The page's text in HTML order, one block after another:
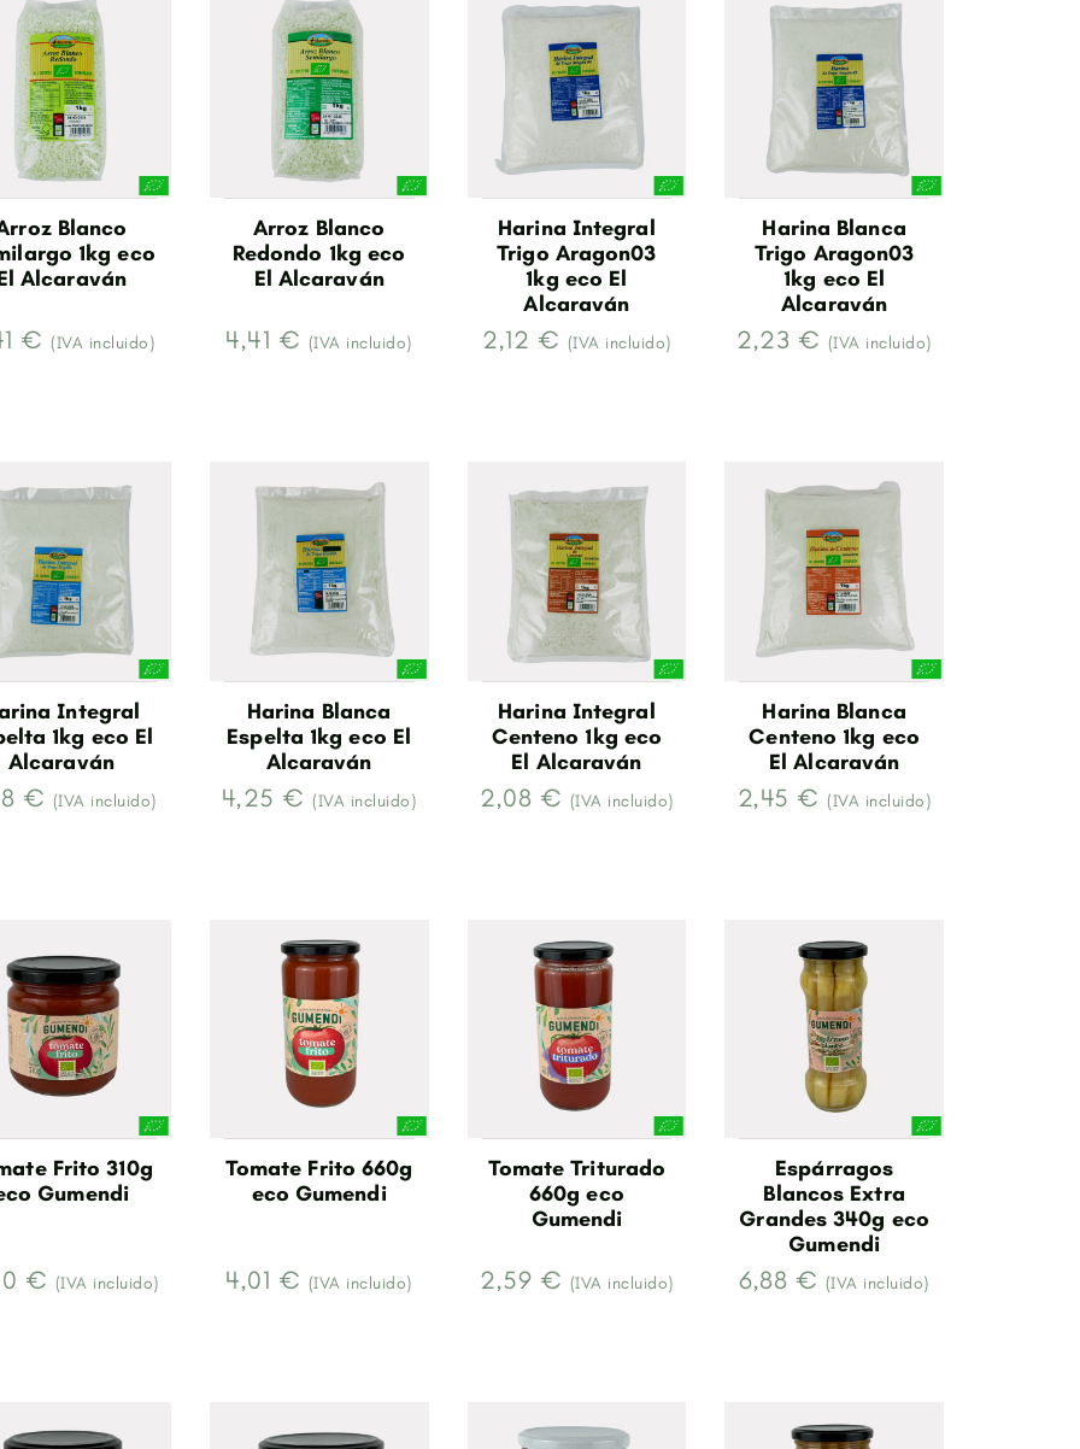
Blanco
1kg eco
Alcaraván
€(IVA incluido)
Arroz Blanco
Redondo 1kg eco
El Alcaraván
4,41 € (IVA incluido)
Harina Integral
Trigo Aragon03
1kg eco El
Alcaraván
2,12 € (IVA incluido)
Harina Blanca
Trigo Aragon03
1kg eco El
Alcaraván
2,23 € (IVA incluido)
Integral
1kg eco El
Alcaraván
€ (IVA incluido)
Harina Blanca
Espelta 1kg eco El
Alcaraván
4,25 €(IVA incluido)
Harina Integral
Centeno 1kg eco
El Alcaraván
2,08 € (IVA incluido)
Harina Blanca
Centeno 1kg eco
El Alcaraván
2,45 €(IVA incluido)
Frito 310g
Gumendi
€ (IVA incluido)
Tomate Frito 660g
eco Gumendi
4,01 € (IVA incluido)
Tomate Triturado
660g eco
Gumendi
2,59 € (IVA incluido)
Espárragos
Blancos Extra
Grandes 340g eco
Gumendi
6,88 € (IVA incluido)